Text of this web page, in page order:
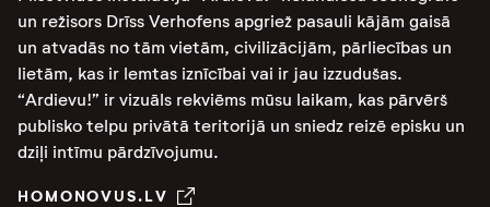
un režisors Drīss Verhofens apgriež pasauli kājām gaisā
un atvadās no tām vietām, civilizācijām, pārliecības un
lietām, kas ir lemtas iznīcībai vai ir jau izzudušas.
“Ardievu!” ir vizuāls rekviēms mūsu laikam, kas pārvērš
publisko telpu privātā teritorijā un sniedz reizē episku un
dziļi intīmu pārdzīvojumu.
HOMONOVUS.LV